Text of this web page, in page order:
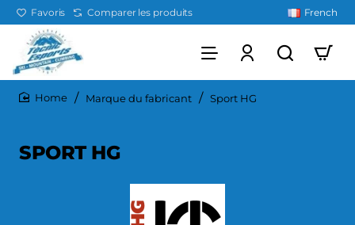
Favoris Comparer les produits French
Marque du fabricant Sport HG
SPORT HG